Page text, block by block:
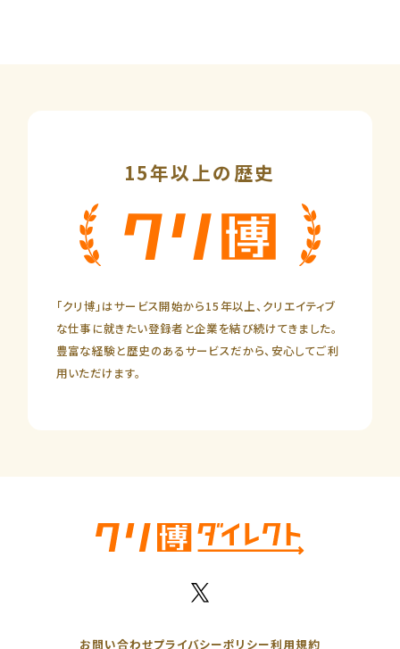
15年以上の歴史
「クリ博」はサービス開始から15年以上、クリエイティブ
な仕事に就きたい登録者と企業を結び続けてきました。
豊富な経験と歴史のあるサービスだから、安心してご利
用いただけます。
お問い合わせプライバシーポリシー利用規約